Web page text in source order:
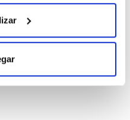
COA
Regístrate para
descargas